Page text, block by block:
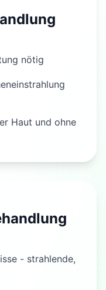
nötig
Haut und ohne
- strahlende,